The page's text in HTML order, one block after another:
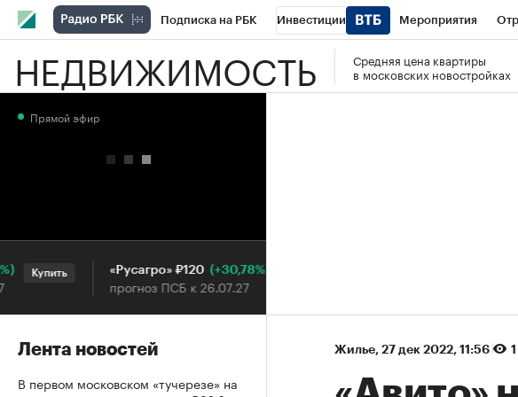
Подписка на РБК Инвестиции Мероприятия
РБК Вино Спорт Школа управления РБК РБК
НЕДВИЖИМОСТЬ
Средняя цена квартиры
в московских новостройках
Жилье⁠, 27 дек 2022, 11:56
Прямой эфир
Купить «Русагро» ₽120 (+30,78%)
прогноз ПСБ к 26.07.27
Купить
Лента новостей
В первом московском «тучерезе» на